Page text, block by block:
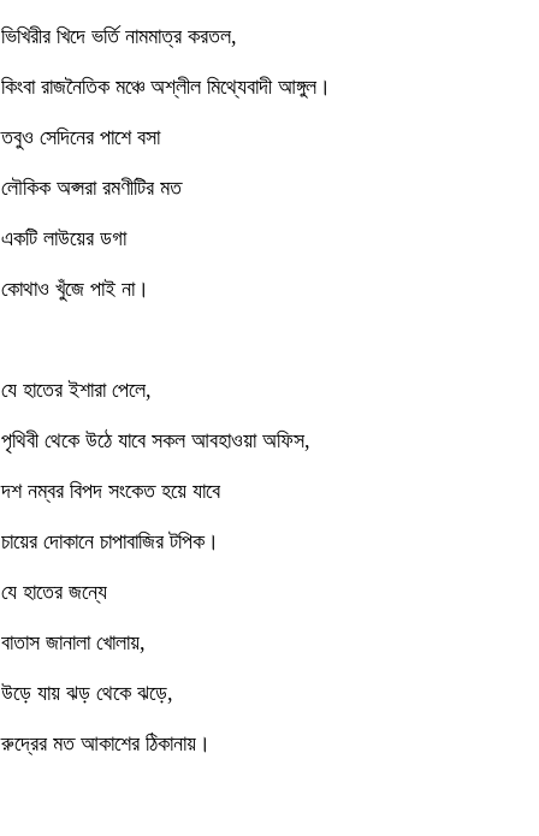
ভিখিরীর খিদে ভর্তি নামমাত্র করতল,
কিংবা রাজনৈতিক মঞ্চে অশ্লীল মিথ্যেবাদী আঙ্গুল।
তবুও সেদিনের পাশে বসা
লৌকিক অপ্সরা রমণীটির মত
একটি লাউয়ের ডগা
কোথাও খুঁজে পাই না।
যে হাতের ইশারা পেলে,
পৃথিবী থেকে উঠে যাবে সকল আবহাওয়া অফিস,
দশ নম্বর বিপদ সংকেত হয়ে যাবে
চায়ের দোকানে চাপাবাজির টপিক।
যে হাতের জন্যে
বাতাস জানালা খোলায়,
উড়ে যায় ঝড় থেকে ঝড়ে,
রুদ্রের মত আকাশের ঠিকানায়।